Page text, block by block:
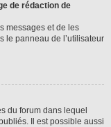
de rédaction de
messages et de les
le panneau de l’utilisateur
du forum dans lequel
Il est possible aussi